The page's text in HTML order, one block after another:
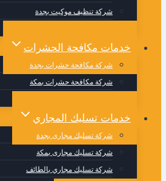
شركة تنظيف موكيت بجدة
خدمات مكافحة الحشرات
شركة مكافحة حشرات بجدة
شركة مكافحة حشرات بمكة
خدمات تسليك المجاري
شركة تسليك مجارى بجدة
شركة تسليك مجارى بمكة
شركة تسليك مجاري بالطائف